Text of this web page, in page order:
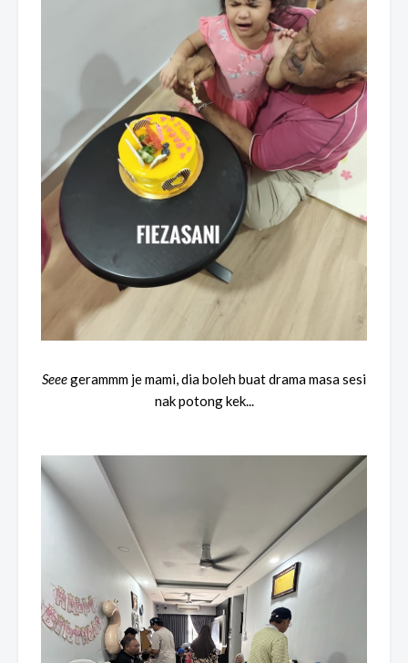
Seeegerammm je mami, dia boleh buat drama masa sesi
nak potong kek...